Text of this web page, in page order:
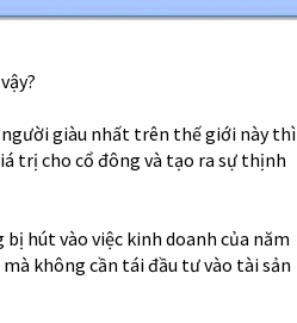
giàu nhất trên thế giới này thì
trị cho cổ đông và tạo ra sự thịnh
hút vào việc kinh doanh của năm
không cần tái đầu tư vào tài sản